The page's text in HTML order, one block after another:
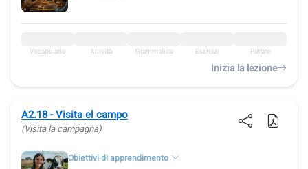
Vocabolario Attività Grammatica Esercizi Parlare
Inizia la lezione
A2.18 - Visita el campo
(Visita la campagna)
Obiettivi di apprendimento